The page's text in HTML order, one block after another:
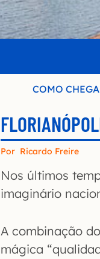
COMO
Por Ricardo Freire
Nos últimos
imaginário
A combinação
mágica